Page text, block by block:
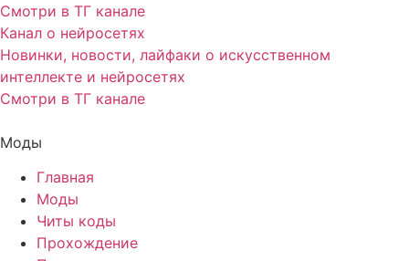
Смотри в ТГ канале
Канал о нейросетях
Новинки, новости, лайфаки о искусственном
интеллекте и нейросетях
Смотри в ТГ канале
Моды
Главная
Моды
Читы коды
Прохождение